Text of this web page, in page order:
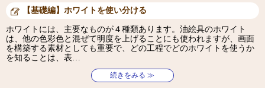
【基礎編】ホワイトを使い分ける
ホワイトには、主要なものが４種類あります。油絵具のホワイト
は、他の色彩色と混ぜて明度を上げることにも使われますが、画面
を構築する素材としても重要で、どの工程でどのホワイトを使うか
を知ることは、表…
続きをみる ≫